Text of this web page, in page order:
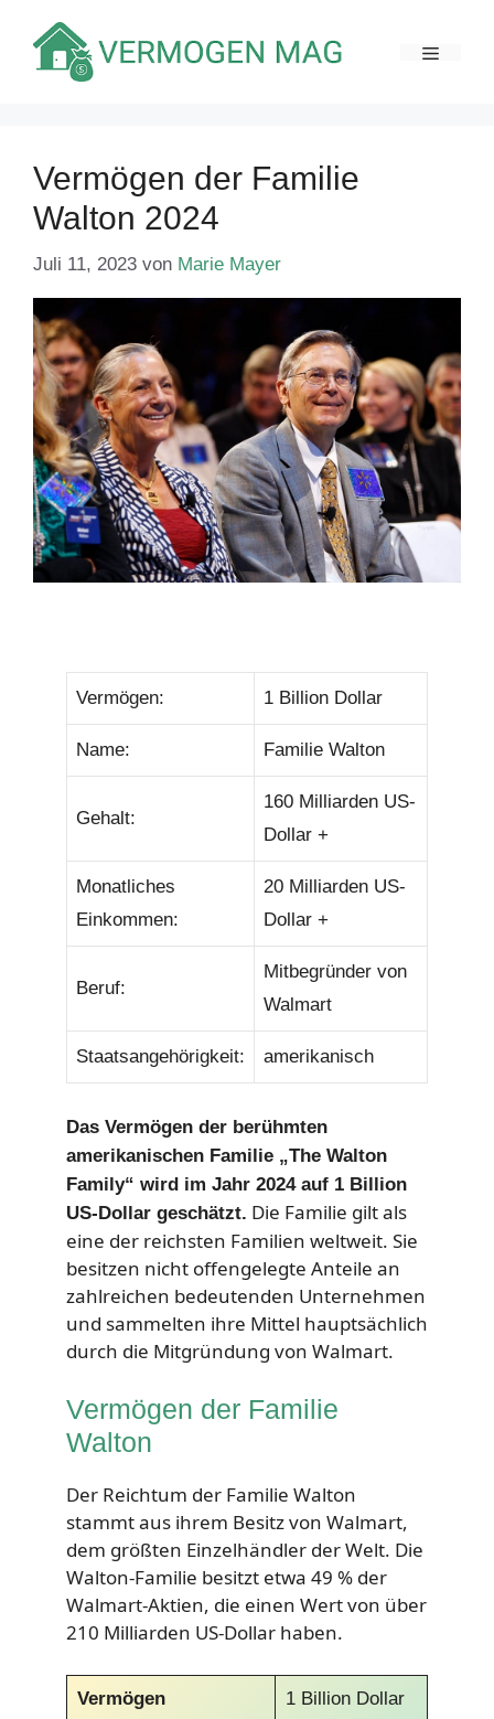
Inhalt
springen
Vermögen der Familie
Walton 2024
Juli 11, 2023 von Marie Mayer
Vermögen: 1 Billion Dollar
Name: Familie Walton
Gehalt:
160 Milliarden US-
Dollar +
Monatliches
Einkommen:
20 Milliarden US-
Dollar +
Beruf:
Mitbegründer von
Walmart
Staatsangehörigkeit: amerikanisch
Das Vermögen der berühmten
amerikanischen Familie „The Walton
Family“ wird im Jahr 2024 auf 1 Billion
US-Dollar geschätzt. Die Familie gilt als
eine der reichsten Familien weltweit. Sie
besitzen nicht offengelegte Anteile an
zahlreichen bedeutenden Unternehmen
und sammelten ihre Mittel hauptsächlich
durch die Mitgründung von Walmart.
Vermögen der Familie
Walton
Der Reichtum der Familie Walton
stammt aus ihrem Besitz von Walmart,
dem größten Einzelhändler der Welt. Die
Walton-Familie besitzt etwa 49 % der
Walmart-Aktien, die einen Wert von über
210 Milliarden US-Dollar haben.
Vermögen 1 Billion Dollar